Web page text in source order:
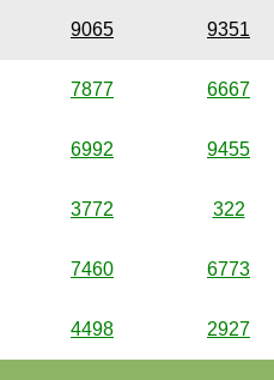
9065 9351
7877 6667
6992 9455
3772 322
7460 6773
4498 2927